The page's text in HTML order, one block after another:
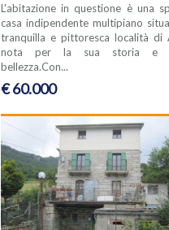
L'abitazione in questione è una
casa indipendente multipiano
tranquilla e pittoresca località di
nota per la sua storia e
bellezza.Con...
€ 60.000